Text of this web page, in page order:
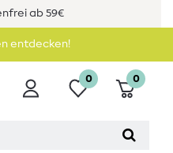
ab 59€
entdecken!
0 0